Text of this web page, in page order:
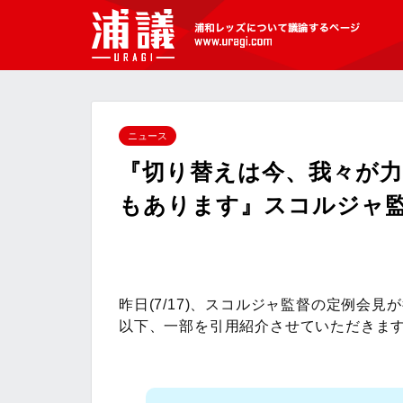
[浦議]浦和レッズについて議論するペ
ニュース
『切り替えは今、我々が
もあります』スコルジャ
昨日(7/17)、スコルジャ監督の定例会見
以下、一部を引用紹介させていただきま